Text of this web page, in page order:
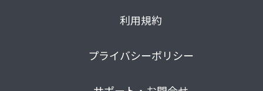
利用規約
プライバシーポリシー